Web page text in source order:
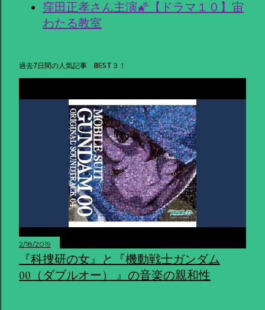
窪田正孝さん主演🌠【ドラマ１０】宙
わたる教室
過去7日間の人気記事 BEST３！
2/18/2019
『科捜研の女』と『機動戦士ガンダム
00（ダブルオー） 』の音楽の親和性